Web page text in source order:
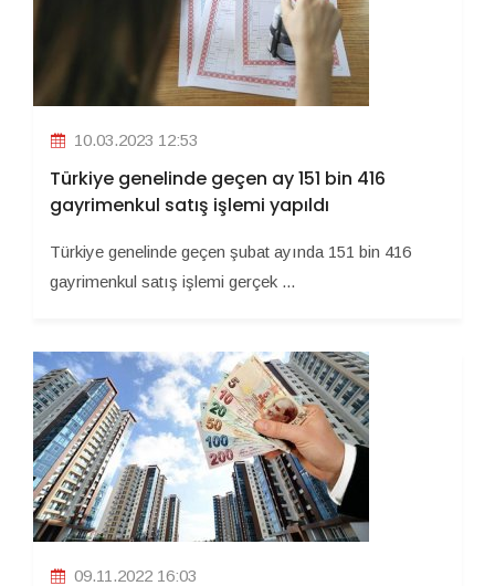
10.03.2023 12:53
Türkiye genelinde geçen ay 151 bin 416
gayrimenkul satış işlemi yapıldı
Türkiye genelinde geçen şubat ayında 151 bin 416
gayrimenkul satış işlemi gerçek ...
09.11.2022 16:03